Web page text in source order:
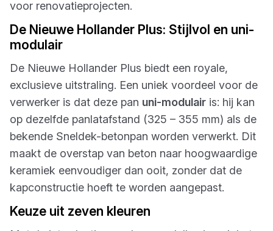
voor renovatieprojecten.
De Nieuwe Hollander Plus: Stijlvol en uni-
modulair
De Nieuwe Hollander Plus biedt een royale,
exclusieve uitstraling. Een uniek voordeel voor de
verwerker is dat deze pan uni-modulair is: hij kan
op dezelfde panlatafstand (325 – 355 mm) als de
bekende Sneldek-betonpan worden verwerkt. Dit
maakt de overstap van beton naar hoogwaardige
keramiek eenvoudiger dan ooit, zonder dat de
kapconstructie hoeft te worden aangepast.
Keuze uit zeven kleuren